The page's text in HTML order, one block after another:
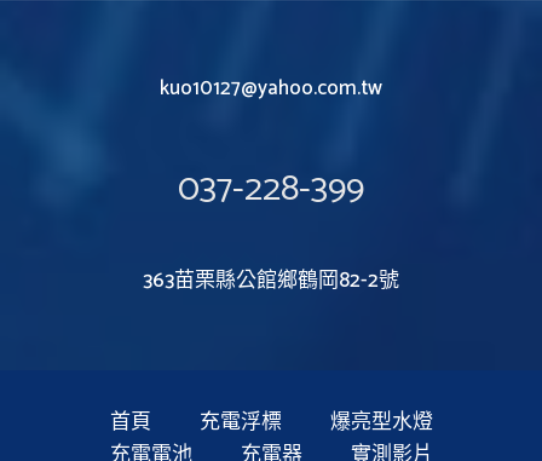
kuo10127@yahoo.com.tw
037-228-399
363苗栗縣公館鄉鶴岡82-2號
首頁 充電浮標
爆亮型水燈